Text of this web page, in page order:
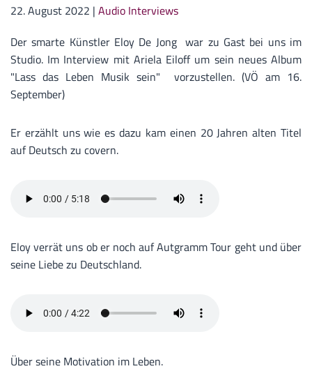
22. August 2022 | Audio Interviews
Der smarte Künstler Eloy De Jong war zu Gast bei uns im
Studio. Im Interview mit Ariela Eiloff um sein neues Album
"Lass das Leben Musik sein" vorzustellen. (VÖ am 16.
September)
Er erzählt uns wie es dazu kam einen 20 Jahren alten Titel
auf Deutsch zu covern.
Eloy verrät uns ob er noch auf Autgramm Tour geht und über
seine Liebe zu Deutschland.
Über seine Motivation im Leben.